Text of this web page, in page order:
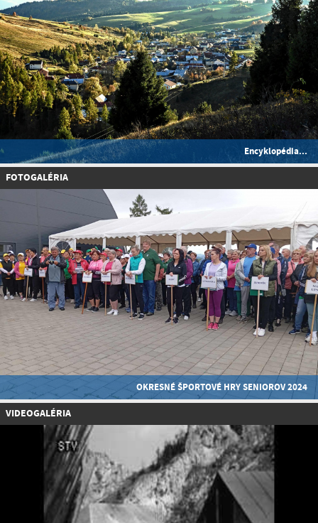
Encyklopédia...
FOTOGALÉRIA
OKRESNÉ ŠPORTOVÉ HRY SENIOROV 2024
VIDEOGALÉRIA